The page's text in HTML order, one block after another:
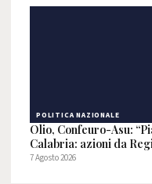
POLITICA NAZIONALE
Olio, Confeuro-Asu:
Calabria: azioni da
7 Agosto 2026